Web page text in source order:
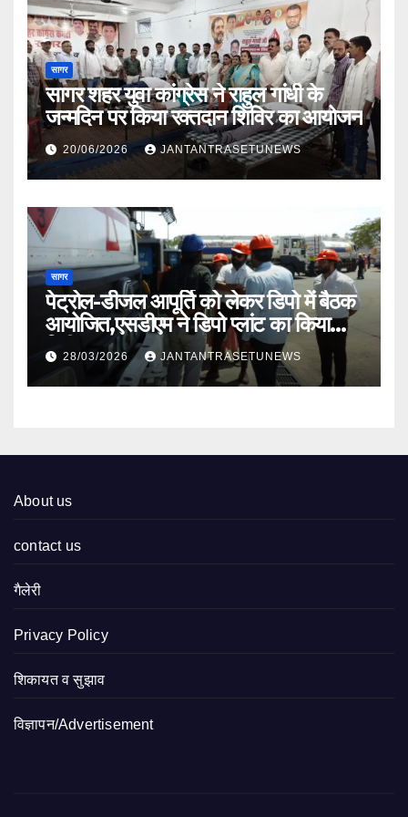
सागर
सागर शहर युवा कांग्रेस ने राहुल गांधी के
जन्मदिन पर किया रक्तदान शिविर का आयोजन
20/06/2026 JANTANTRASETUNEWS
सागर
पेट्रोल-डीजल आपूर्ति को लेकर डिपो में बैठक
आयोजित,एसडीएम ने डिपो प्लांट का किया
निरीक्षण
28/03/2026 JANTANTRASETUNEWS
About us
contact us
गैलेरी
Privacy Policy
शिकायत व सुझाव
विज्ञापन/Advertisement